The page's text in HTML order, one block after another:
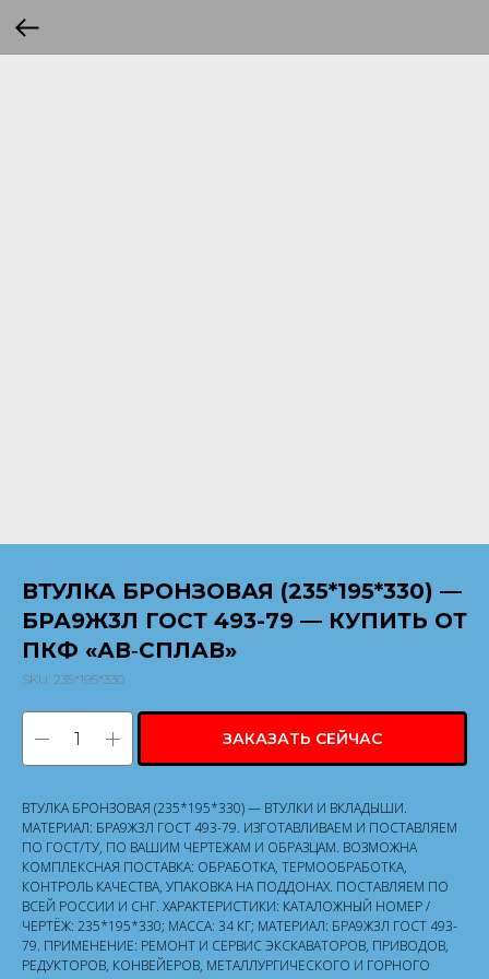
ВТУЛКА БРОНЗОВАЯ (235*195*330) —
БРА9Ж3Л ГОСТ 493-79 — КУПИТЬ ОТ
ПКФ «АВ‑СПЛАВ»
SKU: 235*195*330
ЗАКАЗАТЬ СЕЙЧАС
ВТУЛКА БРОНЗОВАЯ (235*195*330) — ВТУЛКИ И ВКЛАДЫШИ.
МАТЕРИАЛ: БРА9Ж3Л ГОСТ 493-79. ИЗГОТАВЛИВАЕМ И ПОСТАВЛЯЕМ
ПО ГОСТ/ТУ, ПО ВАШИМ ЧЕРТЕЖАМ И ОБРАЗЦАМ. ВОЗМОЖНА
КОМПЛЕКСНАЯ ПОСТАВКА: ОБРАБОТКА, ТЕРМООБРАБОТКА,
КОНТРОЛЬ КАЧЕСТВА, УПАКОВКА НА ПОДДОНАХ. ПОСТАВЛЯЕМ ПО
ВСЕЙ РОССИИ И СНГ. ХАРАКТЕРИСТИКИ: КАТАЛОЖНЫЙ НОМЕР /
ЧЕРТЁЖ: 235*195*330; МАССА: 34 КГ; МАТЕРИАЛ: БРА9Ж3Л ГОСТ 493-
79. ПРИМЕНЕНИЕ: РЕМОНТ И СЕРВИС ЭКСКАВАТОРОВ, ПРИВОДОВ,
РЕДУКТОРОВ, КОНВЕЙЕРОВ, МЕТАЛЛУРГИЧЕСКОГО И ГОРНОГО